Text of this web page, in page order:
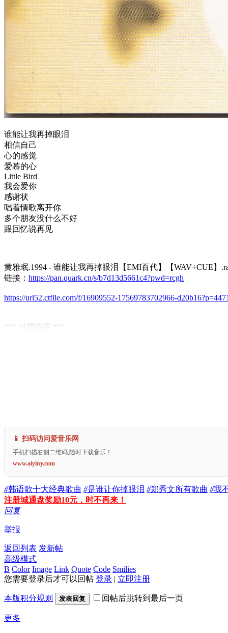
谁能让我再掉眼泪
相信自己
心的感觉
爱慕的心
Little Bird
我会爱你
感谢状
唱着情歌离开你
多个朋友没什么不好
跟回忆说再见
黄雅珉.1994 - 谁能让我再掉眼泪【EMI百代】【WAV+CUE】
链接： https://pan.quark.cn/s/b7d13d5661c4?pwd=rcgh
https://url52.ctfile.com/f/16909552-17569783702966-
*** 付费内容 ***
📱 扫码访问爱音乐网
手机扫描右侧二维码,随时下载音乐！
www.aiyiny.com
#韩语歌十大经典歌曲 #是谁让你掉眼泪 #郑秀文所有歌曲 #我
注册城通盘奖励10元，时不再来！
回复
举报
返回列表 发新帖
高级模式
B Color Image Link Quote Code Smilies
您需要登录后才可以回帖 登录 | 立即注册
本版积分规则 发表回复 回帖后跳转到最后一页
更多